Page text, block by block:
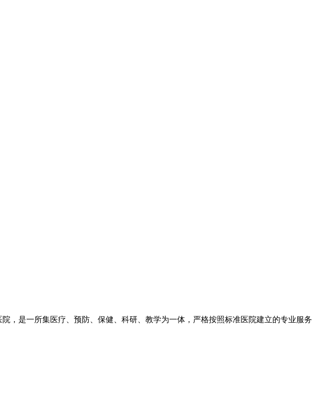
，是一所集医疗、预防、保健、科研、教学为一体，严格按照标准医院建立的专业服务